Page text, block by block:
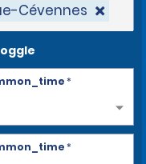
Cévennes
*
*